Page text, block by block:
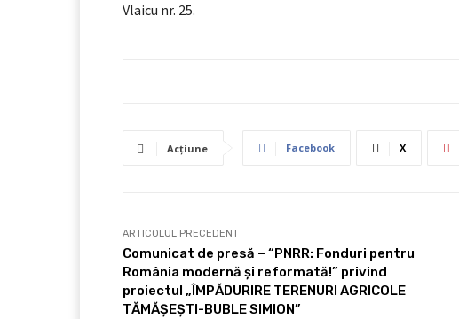
Vlaicu nr. 25.
Acțiune Facebook X
ARTICOLUL PRECEDENT
Comunicat de presă – “PNRR: Fonduri pentru
România modernă şi reformată!” privind
proiectul „ÎMPĂDURIRE TERENURI AGRICOLE
TĂMĂȘEȘTI-BUBLE SIMION”